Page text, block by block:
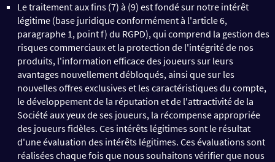
Le traitement aux fins (7) à (9) est fondé sur notre intérêt
légitime (base juridique conformément à l'article 6,
paragraphe 1, point f) du RGPD), qui comprend la gestion des
risques commerciaux et la protection de l'intégrité de nos
produits, l'information efficace des joueurs sur leurs
avantages nouvellement débloqués, ainsi que sur les
nouvelles offres exclusives et les caractéristiques du compte,
le développement de la réputation et de l'attractivité de la
Société aux yeux de ses joueurs, la récompense appropriée
des joueurs fidèles. Ces intérêts légitimes sont le résultat
d'une évaluation des intérêts légitimes. Ces évaluations sont
réalisées chaque fois que nous souhaitons vérifier que nous